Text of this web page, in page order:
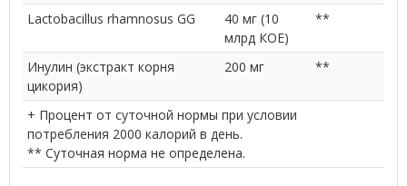
Lactobacillus rhamnosus GG
40 мг (10
млрд КОЕ)
**
Инулин (экстракт корня
цикория)
200 мг **
+ Процент от суточной нормы при условии
потребления 2000 калорий в день.
** Суточная норма не определена.